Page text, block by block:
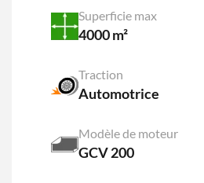
Superficie max
4000 m²
Traction
Automotrice
Modèle de moteur
GCV 200